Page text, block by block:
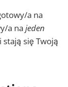
a na
a na jeden
stają się Twoją